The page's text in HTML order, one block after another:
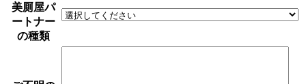
美厠屋パ
ートナー
の種類